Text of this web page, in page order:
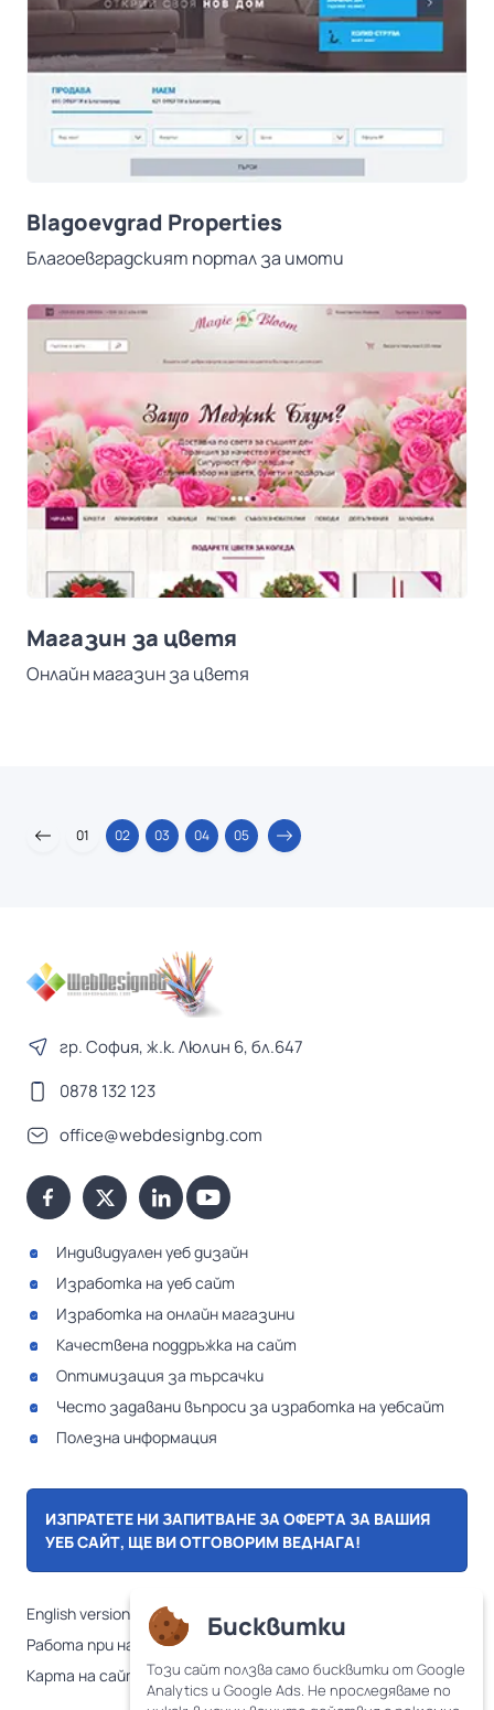
Blagoevgrad Properties
Благоевградският портал за имоти
Магазин за цветя
Онлайн магазин за цветя
01 02 03 04 05
гр. София, ж.к. Люлин 6, бл.647
0878 132 123
office@webdesignbg.com
Индивидуален уеб дизайн
Изработка на уеб сайт
Изработка на онлайн магазини
Качествена поддръжка на сайт
Оптимизация за търсачки
Често задавани въпроси за изработка на уебсайт
Полезна информация
ИЗПРАТЕТЕ НИ ЗАПИТВАНЕ ЗА ОФЕРТА ЗА ВАШИЯ
УЕБ САЙТ, ЩЕ ВИ ОТГОВОРИМ ВЕДНАГА!
English version
Работа при нас
Карта на сайта
Бисквитки
Този сайт ползва само бисквитки от Google
Analytics и Google Ads. Не проследяваме по